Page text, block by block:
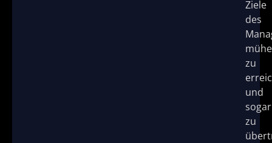
Ziele
des
zu
und
sogar
zu